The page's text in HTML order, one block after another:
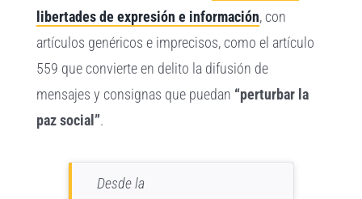
libertades de expresión e información, con
artículos genéricos e imprecisos, como el artículo
559 que convierte en delito la difusión de
mensajes y consignas que puedan “perturbar la
paz social”.
Desde la